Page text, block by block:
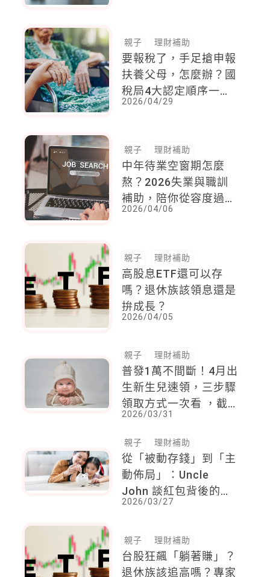
親子 理財補助
要報稅了，手足搶申報
扶養父母，怎麼辦？國
稅局4大認定順序一次
看
2026/04/29
親子 理財補助
中年待業空窗期怎麼
熬？2026失業與職訓
補助，陪你從容度過轉
職期
2026/04/06
親子 理財補助
高股息ETF還可以存
嗎？退休族該領息還是
拚成長？
2026/04/05
親子 理財補助
普發1萬不間斷！4月出
生新生兒速領，三步驟
領取方式一次看 ，截
止日「這一天」
2026/03/31
親子 理財補助
從「被動存錢」到「主
動佈局」：Uncle
John 談紅包背後的思
辨力，讓孩子看懂複利
2026/03/27
親子 理財補助
台股狂飆「躺著賺」？
退休族該追高嗎？專家